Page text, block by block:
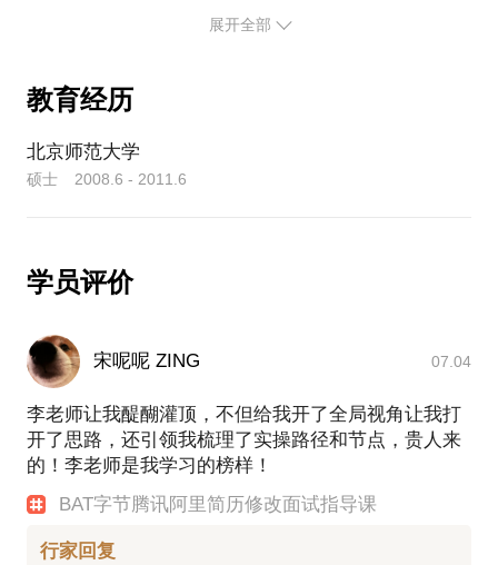
PS.在选择与我见面前，请把你的问题更具体化。请
我从最早一名科普编辑
从零到一创造千万业绩
又从市场总监
转型成为教育产品经理
负责产品占公司收入一半
从讯飞到华为
一路打怪升级
相信在这些方面
愿意与你交流的内容包括：
判断自己适合干什么？
怎么进行岗位转型？
多久能华丽变身？
课堂开放平台等解决方案，深度参与浙江省教育魔
华为期间，华为云教育行业解决方案总监，架构师，
负责华为云教育市场洞察、生态合作、主导重大项目
目打造、高层汇报交流、全国代表处赋能培训等。入
选2019年度华为中国企业解决方案专家。主导上海市
合生态伙伴，孵化华为云在线教育、区域智慧教育
VR、IoT、音视频、数据治理等技术在教育领域的应
用，作为布道师代表华为多次在芥末堆GET大会、鲸
媒体TEC大会等行业峰会主题演讲。
关于求职和职业发展，面试经验丰富，曾面试过超千
人，自己曾两周内成功获得6个年薪百万offer，曾经获
得过offer的企业包括华为、阿里、腾讯、字节跳动，
平安、网易，WPS，声网，联想，讯飞、金山、中科
院、外研社等offer通关大满贯。
运动使人冷静且活力焕发，我是个长跑爱好者，科学
展开全部
教育经历
北京师范大学
硕士 2008.6 - 2011.6
学员评价
宋呢呢 ZING 07.04
李老师让我醍醐灌顶，不但给我开了全局视角让我打
开了思路，还引领我梳理了实操路径和节点，贵人来
的！李老师是我学习的榜样！
BAT字节腾讯阿里简历修改面试指导课
行家回复